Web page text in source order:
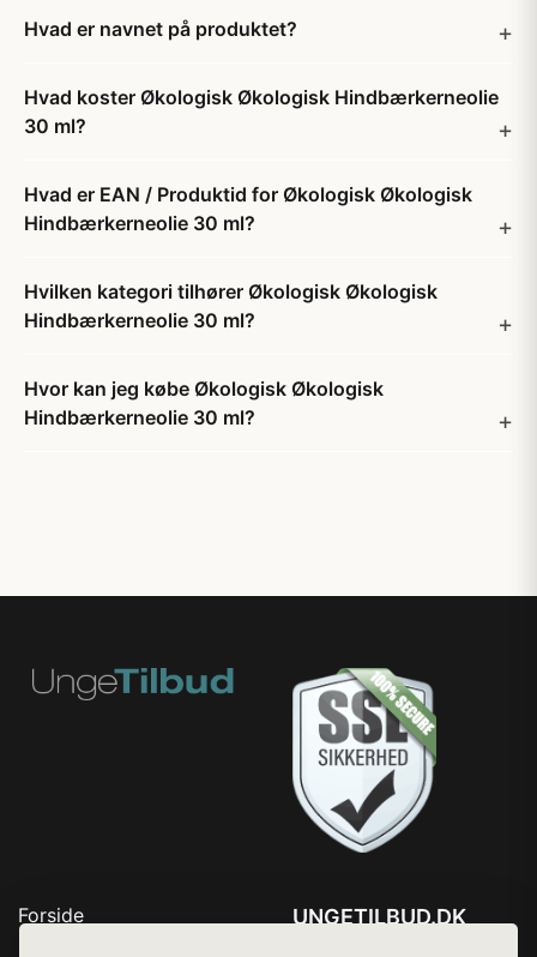
Hvad er navnet på produktet?
Hvad koster Økologisk Økologisk Hindbærkerneolie
30 ml?
Hvad er EAN / Produktid for Økologisk Økologisk
Hindbærkerneolie 30 ml?
Hvilken kategori tilhører Økologisk Økologisk
Hindbærkerneolie 30 ml?
Hvor kan jeg købe Økologisk Økologisk
Hindbærkerneolie 30 ml?
Forside
UNGETILBUD.DK